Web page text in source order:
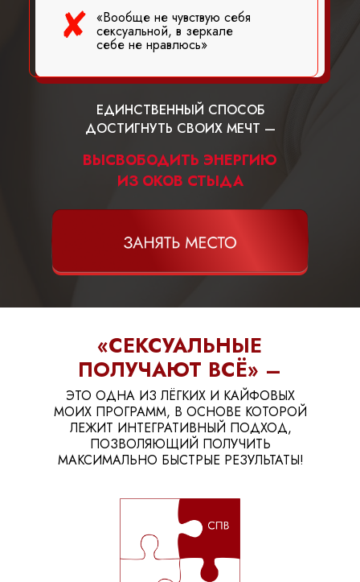
ЕДИНСТВЕННЫЙ СПОСОБ
ДОСТИГНУТЬ СВОИХ МЕЧТ —
«Вообще не чувствую себя
сексуальной, в зеркале
себе не нравлюсь»
ВЫСВОБОДИТЬ ЭНЕРГИЮ
ИЗ ОКОВ СТЫДА
«СЕКСУАЛЬНЫЕ
ПОЛУЧАЮТ ВСЁ» –
ЭТО ОДНА ИЗ ЛЁГКИХ И КАЙФОВЫХ
МОИХ ПРОГРАММ, В ОСНОВЕ КОТОРОЙ
ЛЕЖИТ ИНТЕГРАТИВНЫЙ ПОДХОД,
ПОЗВОЛЯЮЩИЙ ПОЛУЧИТЬ
МАКСИМАЛЬНО БЫСТРЫЕ РЕЗУЛЬТАТЫ!